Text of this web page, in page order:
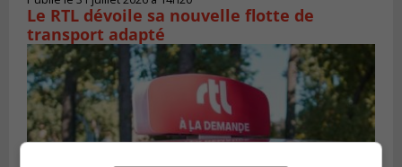
Le RTL dévoile sa nouvelle flotte de
transport adapté